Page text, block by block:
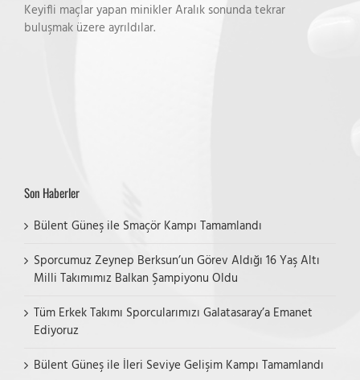
Keyifli maçlar yapan minikler Aralık sonunda tekrar
buluşmak üzere ayrıldılar.
Son Haberler
Bülent Güneş ile Smaçör Kampı Tamamlandı
Sporcumuz Zeynep Berksun’un Görev Aldığı 16 Yaş Altı
Milli Takımımız Balkan Şampiyonu Oldu
Tüm Erkek Takımı Sporcularımızı Galatasaray’a Emanet
Ediyoruz
Bülent Güneş ile İleri Seviye Gelişim Kampı Tamamlandı